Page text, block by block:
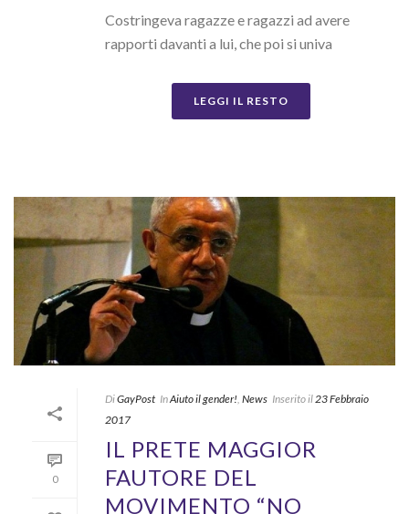
Costringeva ragazze e ragazzi ad avere
rapporti davanti a lui, che poi si univa
LEGGI IL RESTO
0
DiGayPost InAiuto il gender!, News Inserito il23 Febbraio
2017
IL PRETE MAGGIOR
FAUTORE DEL
MOVIMENTO “NO